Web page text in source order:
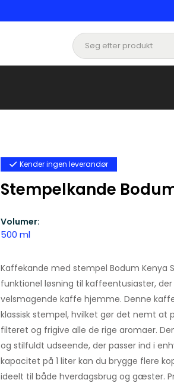
Kender ingen leverandør
Stempelkande
Volumer:
500 ml
Kaffekande med stempel Bodum Kenya
funktionel løsning til kaffeentusiaster,
velsmagende kaffe hjemme. Denne
klassisk stempel, hvilket gør det nemt at
filteret og frigive alle de rige aromaer.
og stilfuldt udseende, der passer ind i
kapacitet på 1 liter kan du brygge flere
ideelt til både hverdagsbrug og gæster.